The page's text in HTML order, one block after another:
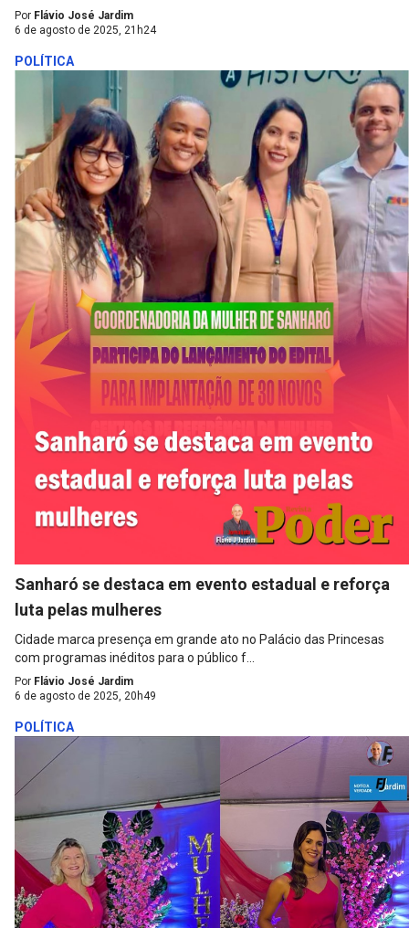
Por Flávio José Jardim
6 de agosto de 2025, 21h24
POLÍTICA
Sanharó se destaca em evento estadual e reforça
luta pelas mulheres
Cidade marca presença em grande ato no Palácio das Princesas
com programas inéditos para o público f...
Por Flávio José Jardim
6 de agosto de 2025, 20h49
POLÍTICA